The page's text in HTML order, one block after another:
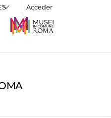
Acceder